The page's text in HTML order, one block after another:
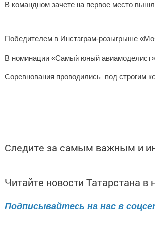
В командном зачете на первое место
Победителем в Инстаграм-розыгрыше
В номинации «Самый юный
Соревнования проводились под строгим
Следите за самым важным и
Читайте новости Татарстана
Подписывайтесь на нас в